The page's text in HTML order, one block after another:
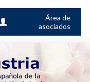
Área de
asociados